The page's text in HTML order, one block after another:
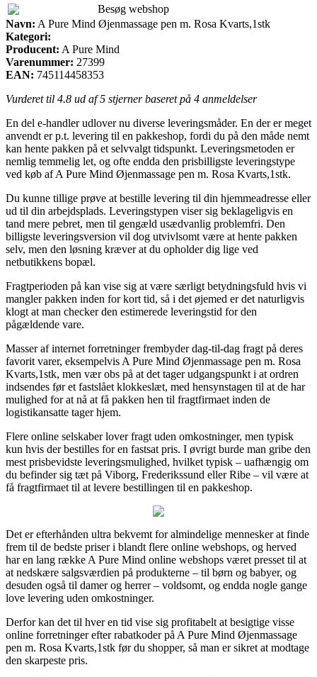
Besøg webshop
Navn: A Pure Mind Øjenmassage pen m. Rosa Kvarts,1stk
Kategori:
Producent: A Pure Mind
Varenummer: 27399
EAN: 745114458353
Vurderet til 4.8 ud af 5 stjerner baseret på 4 anmeldelser
En del e-handler udlover nu diverse leveringsmåder. En der er meget
anvendt er p.t. levering til en pakkeshop, fordi du på den måde nemt
kan hente pakken på et selvvalgt tidspunkt. Leveringsmetoden er
nemlig temmelig let, og ofte endda den prisbilligste leveringstype
ved køb af A Pure Mind Øjenmassage pen m. Rosa Kvarts,1stk.
Du kunne tillige prøve at bestille levering til din hjemmeadresse eller
ud til din arbejdsplads. Leveringstypen viser sig beklageligvis en
tand mere pebret, men til gengæld usædvanlig problemfri. Den
billigste leveringsversion vil dog utvivlsomt være at hente pakken
selv, men den løsning kræver at du opholder dig lige ved
netbutikkens bopæl.
Fragtperioden på kan vise sig at være særligt betydningsfuld hvis vi
mangler pakken inden for kort tid, så i det øjemed er det naturligvis
klogt at man checker den estimerede leveringstid for den
pågældende vare.
Masser af internet forretninger frembyder dag-til-dag fragt på deres
favorit varer, eksempelvis A Pure Mind Øjenmassage pen m. Rosa
Kvarts,1stk, men vær obs på at det tager udgangspunkt i at ordren
indsendes før et fastslået klokkeslæt, med hensynstagen til at de har
mulighed for at nå at få pakken hen til fragtfirmaet inden de
logistikansatte tager hjem.
Flere online selskaber lover fragt uden omkostninger, men typisk
kun hvis der bestilles for en fastsat pris. I øvrigt burde man gribe den
mest prisbevidste leveringsmulighed, hvilket typisk – uafhængig om
du befinder sig tæt på Viborg, Frederikssund eller Ribe – vil være at
få fragtfirmaet til at levere bestillingen til en pakkeshop.
Det er efterhånden ultra bekvemt for almindelige mennesker at finde
frem til de bedste priser i blandt flere online webshops, og herved
har en lang række A Pure Mind online webshops været presset til at
at nedskære salgsværdien på produkterne – til børn og babyer, og
desuden også til damer og herrer – voldsomt, og endda nogle gange
love levering uden omkostninger.
Derfor kan det til hver en tid vise sig profitabelt at besigtige visse
online forretninger efter rabatkoder på A Pure Mind Øjenmassage
pen m. Rosa Kvarts,1stk før du shopper, så man er sikret at modtage
den skarpeste pris.